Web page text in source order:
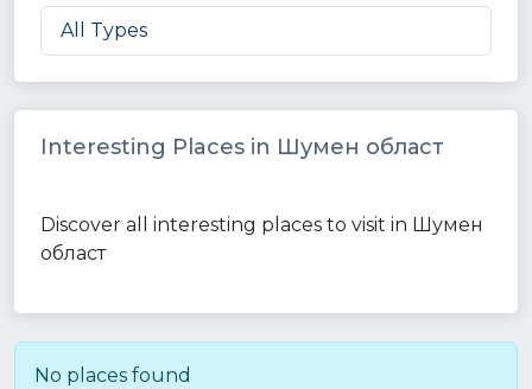
All Types
Interesting Places in Шумен област
Discover all interesting places to visit in Шумен
област
No places found